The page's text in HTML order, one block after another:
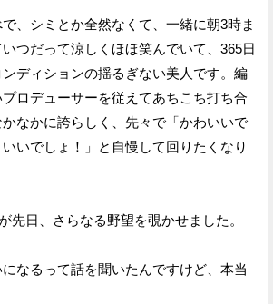
、シミとか全然なくて、一緒に朝3時ま
つだって涼しくほほ笑んでいて、365日
ンディションの揺るぎない美人です。編
ロデューサーを従えてあちこち打ち合
なかに誇らしく、先々で「かわいいで
いでしょ！」と自慢して回りたくなり
先日、さらなる野望を覗かせました。
になるって話を聞いたんですけど、本当